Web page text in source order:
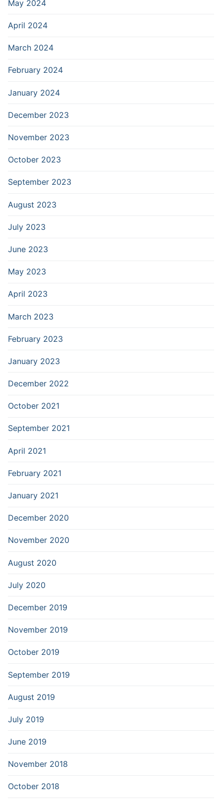
May 2024
April 2024
March 2024
February 2024
January 2024
December 2023
November 2023
October 2023
September 2023
August 2023
July 2023
June 2023
May 2023
April 2023
March 2023
February 2023
January 2023
December 2022
October 2021
September 2021
April 2021
February 2021
January 2021
December 2020
November 2020
August 2020
July 2020
December 2019
November 2019
October 2019
September 2019
August 2019
July 2019
June 2019
November 2018
October 2018